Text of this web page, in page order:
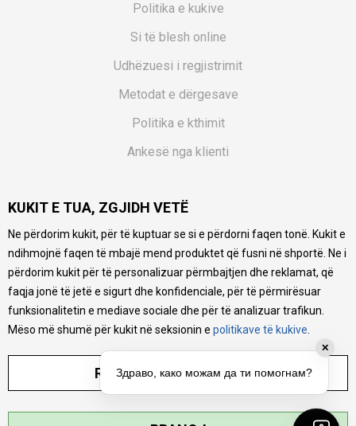
Politika e kukive
Si të blesh online
Udhëzuesi i regjistrimit
Metodat e dërgesave
Politika e kthimit
Ankesë nga klienti
Pyetjet më të shpeshta
Ne bëjmë çmos që të ofrojmë një përshkrim sa më të saktë
të produkteve tona, ofrojmë edhe foto e çmimin, por nuk
mund të garantojmë që informacioni është i plotë e pa
gabime. Të gjitha produktet janë pjesë e portfolios sonë, por
kjo nuk do të thotë se janë në gjendje në çdo çast.
KUKIT E TUA, ZGJIDH VETË
Ne përdorim kukit, për të kuptuar se si e përdorni faqen tonë. Kukit e
ndihmojnë faqen të mbajë mend produktet që fusni në shportë. Ne i
përdorim kukit për të personalizuar përmbajtjen dhe reklamat, që
faqja jonë të jetë e sigurt dhe konfidenciale, për të përmirësuar
funksionalitetin e mediave sociale dhe për të analizuar trafikun.
Mëso më shumë për kukit në seksionin e politikave të kukive
RREGULLO PARAMETRAT
✕
Здраво, како можам да ти помогнам?